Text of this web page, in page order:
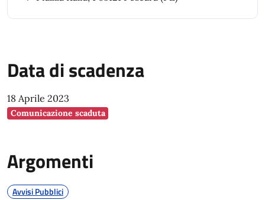
Data di scadenza
18 Aprile 2023
Comunicazione scaduta
Argomenti
Avvisi Pubblici